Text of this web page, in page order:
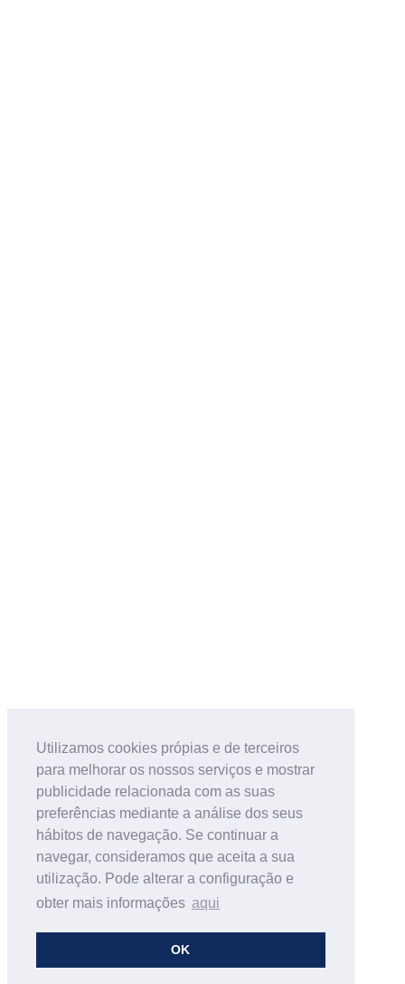
Utilizamos cookies própias e de terceiros
para melhorar os nossos serviços e mostrar
publicidade relacionada com as suas
preferências mediante a análise dos seus
hábitos de navegação. Se continuar a
navegar, consideramos que aceita a sua
utilização. Pode alterar a configuração e
obter mais informações aqui
OK